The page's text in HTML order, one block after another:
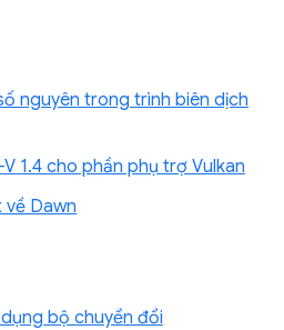
nguyên trong trình biên dịch
1.4 cho phần phụ trợ Vulkan
Dawn
bộ chuyển đổi